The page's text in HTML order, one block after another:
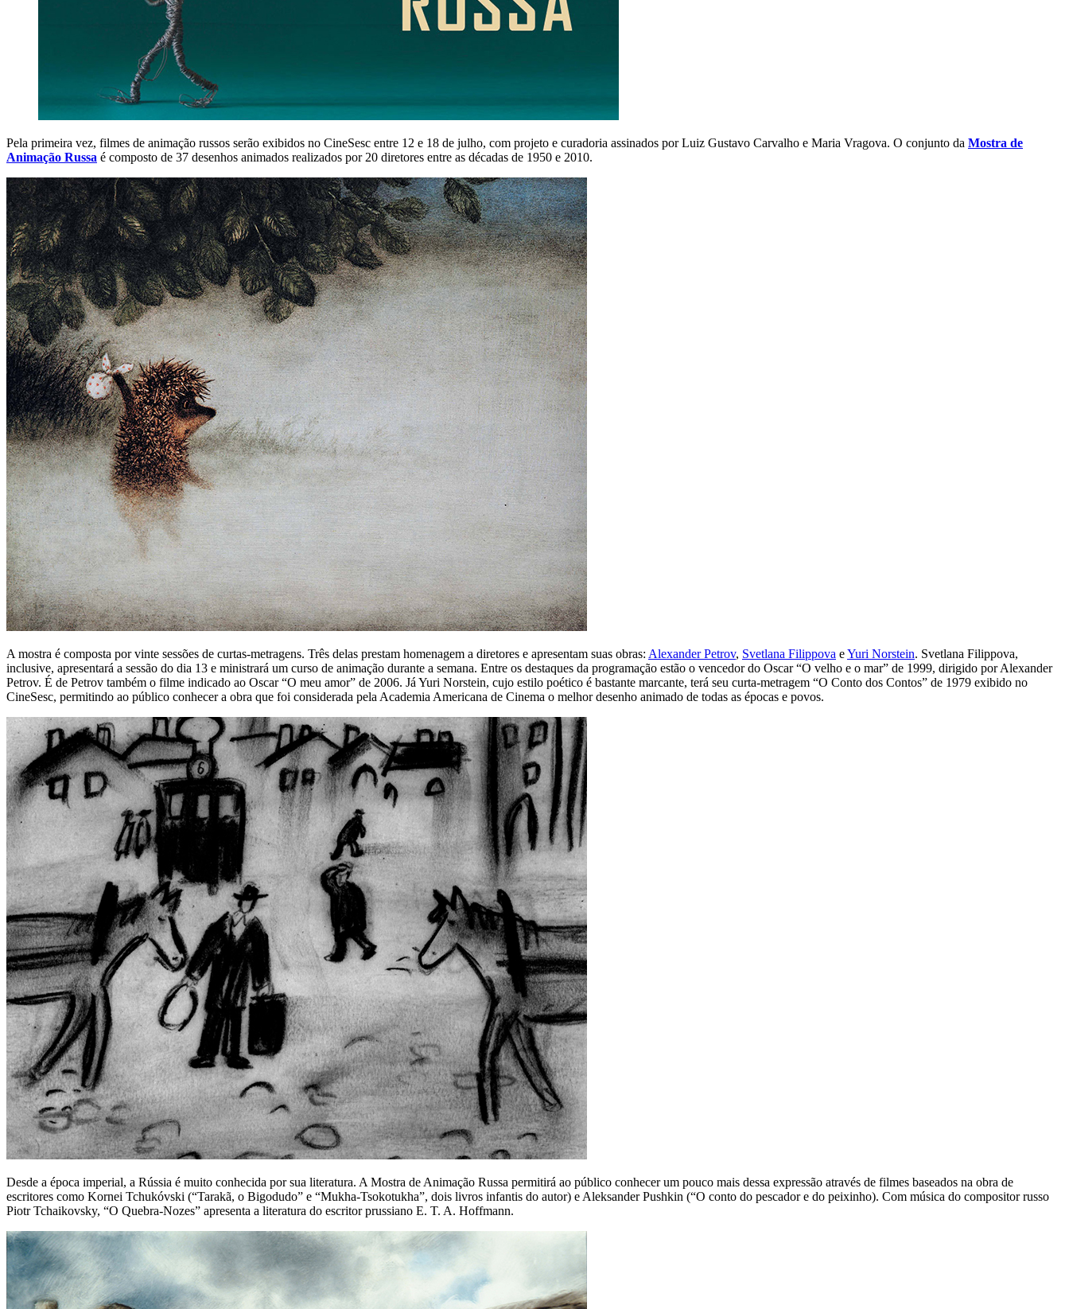
Pela primeira vez, filmes de animação russos serão exibidos no CineSesc entre 12 e 18 de julho, com projeto e curadoria assinados por Luiz Gustavo Carvalho e Maria Vragova. O conjunto da Mostra de
Animação Russa é composto de 37 desenhos animados realizados por 20 diretores entre as décadas de 1950 e 2010.
A mostra é composta por vinte sessões de curtas-metragens. Três delas prestam homenagem a diretores e apresentam suas obras: Alexander Petrov, Svetlana Filippova eYuri Norstein. Svetlana Filippova,
inclusive, apresentará a sessão do dia 13 e ministrará um curso de animação durante a semana. Entre os destaques da programação estão o vencedor do Oscar “O velho e o mar” de 1999, dirigido por Alexander
Petrov. É de Petrov também o filme indicado ao Oscar “O meu amor” de 2006. Já Yuri Norstein, cujo estilo poético é bastante marcante, terá seu curta-metragem “O Conto dos Contos” de 1979 exibido no
CineSesc, permitindo ao público conhecer a obra que foi considerada pela Academia Americana de Cinema o melhor desenho animado de todas as épocas e povos.
Desde a época imperial, a Rússia é muito conhecida por sua literatura. A Mostra de Animação Russa permitirá ao público conhecer um pouco mais dessa expressão através de filmes baseados na obra de
escritores como Kornei Tchukóvski (“Tarakã, o Bigodudo” e “Mukha-Tsokotukha”, dois livros infantis do autor) e Aleksander Pushkin (“O conto do pescador e do peixinho). Com música do compositor russo
Piotr Tchaikovsky, “O Quebra-Nozes” apresenta a literatura do escritor prussiano E. T. A. Hoffmann.